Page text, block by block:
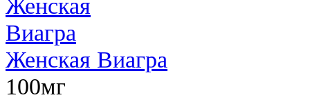
Женская Виагра
100мг